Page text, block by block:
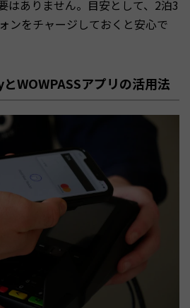
はありません。目安として、2泊3
ンをチャージしておくと安心で
WOWPASSアプリの活用法